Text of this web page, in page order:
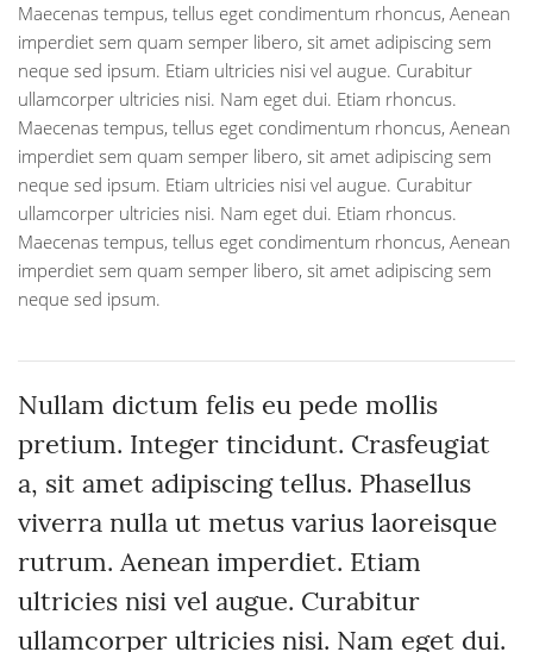
Maecenas tempus, tellus eget condimentum rhoncus, Aenean
imperdiet sem quam semper libero, sit amet adipiscing sem
neque sed ipsum. Etiam ultricies nisi vel augue. Curabitur
ullamcorper ultricies nisi. Nam eget dui. Etiam rhoncus.
Maecenas tempus, tellus eget condimentum rhoncus, Aenean
imperdiet sem quam semper libero, sit amet adipiscing sem
neque sed ipsum. Etiam ultricies nisi vel augue. Curabitur
ullamcorper ultricies nisi. Nam eget dui. Etiam rhoncus.
Maecenas tempus, tellus eget condimentum rhoncus, Aenean
imperdiet sem quam semper libero, sit amet adipiscing sem
neque sed ipsum.
Nullam dictum felis eu pede mollis
pretium. Integer tincidunt. Crasfeugiat
a, sit amet adipiscing tellus. Phasellus
viverra nulla ut metus varius laoreisque
rutrum. Aenean imperdiet. Etiam
ultricies nisi vel augue. Curabitur
ullamcorper ultricies nisi. Nam eget dui.